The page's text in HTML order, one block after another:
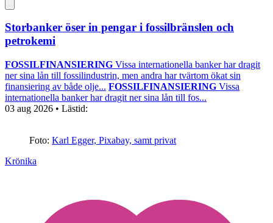
Storbanker öser in pengar i fossilbränslen och
petrokemi
FOSSILFINANSIERING Vissa internationella banker har dragit
ner sina lån till fossilindustrin, men andra har tvärtom ökat sin
finansiering av både olje... FOSSILFINANSIERING Vissa
internationella banker har dragit ner sina lån till fos...
03 aug 2026 • Lästid:
Foto: Karl Egger, Pixabay, samt privat
Krönika